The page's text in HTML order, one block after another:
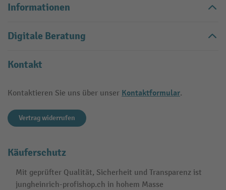
Informationen
Digitale Beratung
Kontakt
Kontaktieren Sie uns über unser Kontaktformular.
Vertrag widerrufen
Käuferschutz
Mit geprüfter Qualität, Sicherheit und Transparenz ist
jungheinrich-profishop.ch in hohem Masse